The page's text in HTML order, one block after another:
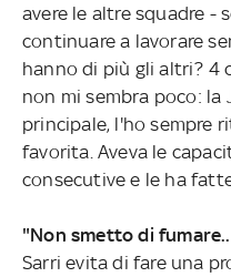
avere le altre squadre -
continuare a lavorare
hanno di più gli altri? 4
non mi sembra poco: la
principale, l'ho sempre
favorita. Aveva le
consecutive e le ha
"Non smetto di
Sarri evita di fare una